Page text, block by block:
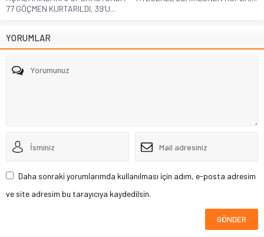
77 GÖÇMEN KURTARILDI, 39’U...
YORUMLAR
Daha sonraki yorumlarımda kullanılması için adım, e-posta adresim
ve site adresim bu tarayıcıya kaydedilsin.